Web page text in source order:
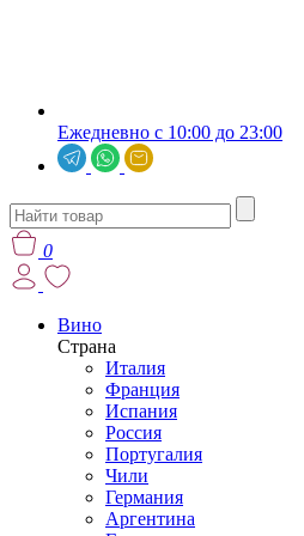
Ежедневно с 10:00 до 23:00
0
Вино
Страна
Италия
Франция
Испания
Россия
Португалия
Чили
Германия
Аргентина